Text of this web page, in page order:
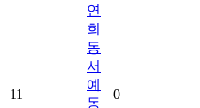
11
연
희
동
서
예
동
0